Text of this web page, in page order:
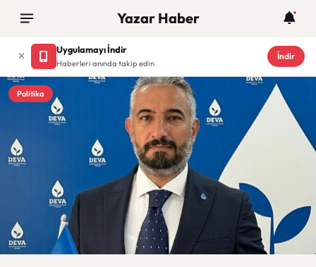
Yazar Haber
Uygulamayı İndir
Haberleri anında takip edin
İndir
Politika